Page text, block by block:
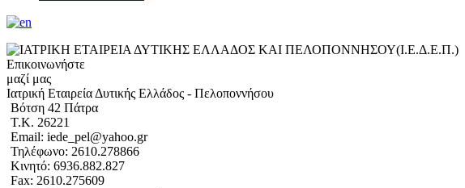
Επικοινωνήστε
μαζί μας
Ιατρική Εταιρεία Δυτικής Ελλάδος - Πελοποννήσου
Βότση 42 Πάτρα
Τ.Κ. 26221
Email: iede_pel@yahoo.gr
Τηλέφωνο: 2610.278866
Κινητό: 6936.882.827
Fax: 2610.275609